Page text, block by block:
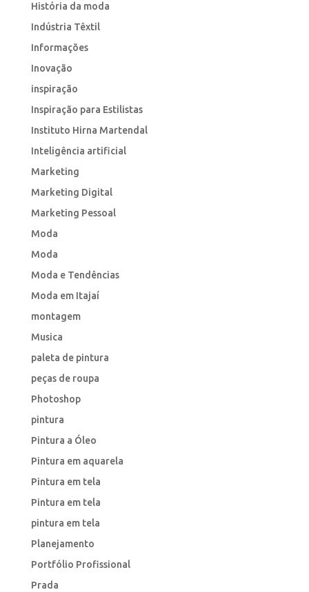
História da moda
Indústria Têxtil
Informações
Inovação
inspiração
Inspiração para Estilistas
Instituto Hirna Martendal
Inteligência artificial
Marketing
Marketing Digital
Marketing Pessoal
Moda
Moda
Moda e Tendências
Moda em Itajaí
montagem
Musica
paleta de pintura
peças de roupa
Photoshop
pintura
Pintura a Óleo
Pintura em aquarela
Pintura em tela
Pintura em tela
pintura em tela
Planejamento
Portfólio Profissional
Prada